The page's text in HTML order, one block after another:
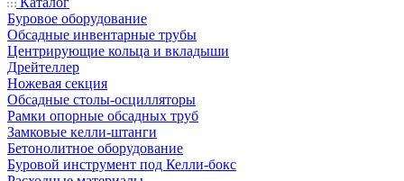
Буровое оборудование
Обсадные инвентарные трубы
Центрирующие кольца и вкладыши
Дрейтеллер
Ножевая секция
Обсадные столы-осцилляторы
Рамки опорные обсадных труб
Замковые келли-штанги
Бетонолитное оборудование
Буровой инструмент под Келли-бокс